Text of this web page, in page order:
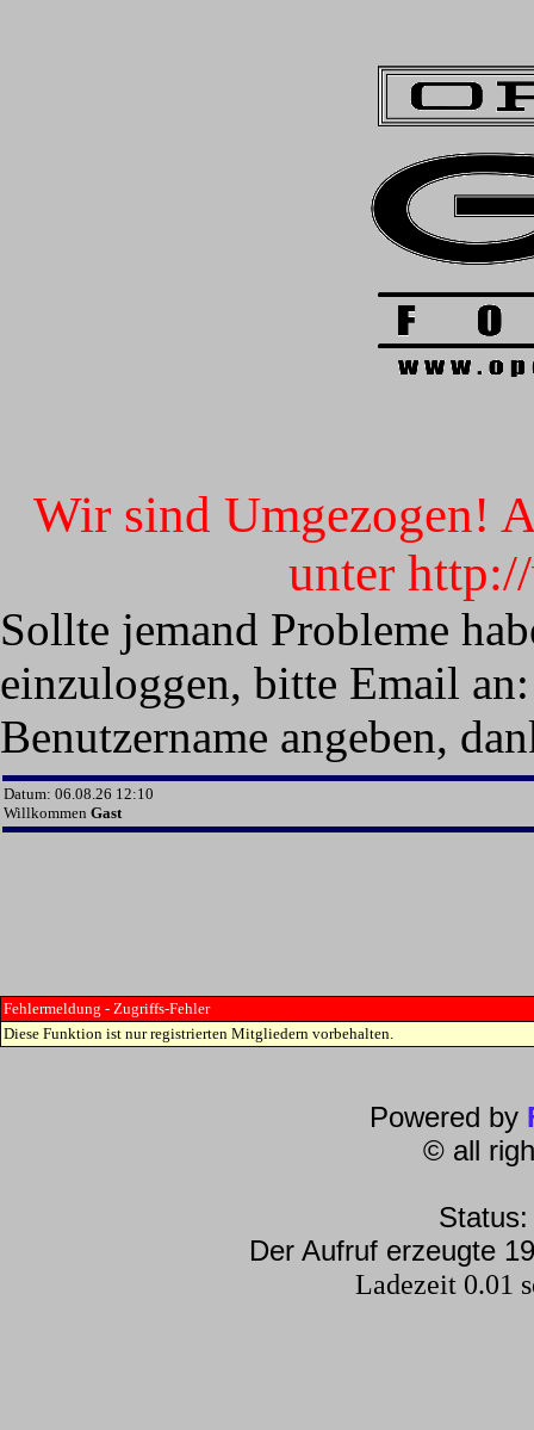
Wir sind Umgezogen!
unter
Sollte jemand Probleme
einzuloggen, bitte Email
Benutzername angeben,
Datum: 06.08.26 12:10
Willkommen Gast
Fehlermeldung - Zugriffs-Fehler
Diese Funktion ist nur registrierten Mitgliedern vorbehalten.
Powered by
© all
Der Aufruf erzeugte
Ladezeit 0.01